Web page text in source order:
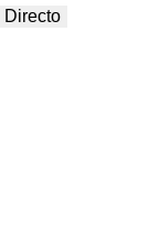
Directo